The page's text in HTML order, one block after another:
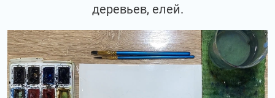
деревьев, елей.